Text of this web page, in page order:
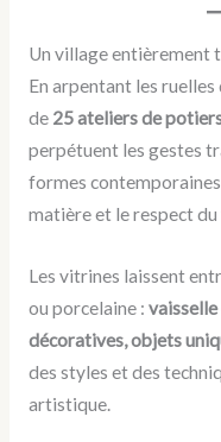
Un village entièrement
En arpentant les ruelles
de 25 ateliers de
perpétuent les gestes
formes
matière et le respect
Les vitrines laissent
ou porcelaine :
décoratives, objets
des styles et des
artistique.